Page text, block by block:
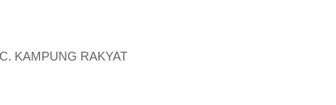
KAMPUNG RAKYAT